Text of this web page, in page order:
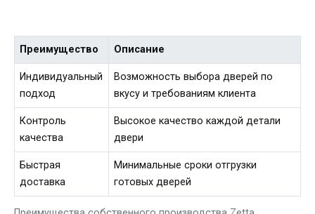
Преимущество Описание
Индивидуальный
подход
Возможность выбора дверей по
вкусу и требованиям клиента
Контроль
качества
Высокое качество каждой детали
двери
Быстрая
доставка
Минимальные сроки отгрузки
готовых дверей